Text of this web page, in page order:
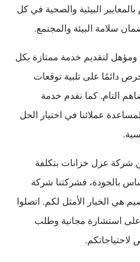
بالمعايير البيئية والصحية في كل
سلامة البيئة والمجتمع.
لتقديم خدمة ممتازة بكل
دائمًا على تلبية توقعات
التام. كما نقدم خدمة
عملائنا في اختيار الحل
شركة عزل خزانات بتكلفة
بالجودة، فشركتنا شركة
هي الخيار الأمثل لكم. اتصلوا
على استشارة مجانية وطلب